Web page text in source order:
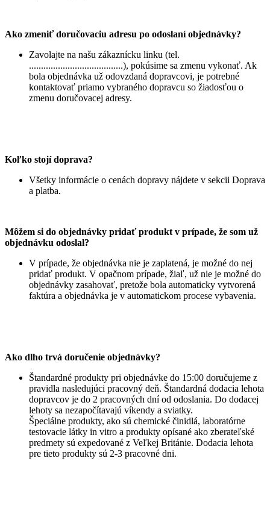
Ako zmeniť doručovaciu adresu po odoslaní objednávky?
Zavolajte na našu zákaznícku linku (tel.
.......................................), pokúsime sa zmenu vykonať. Ak
bola objednávka už odovzdaná dopravcovi, je potrebné
kontaktovať priamo vybraného dopravcu so žiadosťou o
zmenu doručovacej adresy.
Koľko stojí doprava?
Všetky informácie o cenách dopravy nájdete v sekcii Doprava
a platba.
Môžem si do objednávky pridať produkt v prípade, že som už
objednávku odoslal?
V prípade, že objednávka nie je zaplatená, je možné do nej
pridať produkt. V opačnom prípade, žiaľ, už nie je možné do
objednávky zasahovať, pretože bola automaticky vytvorená
faktúra a objednávka je v automatickom procese vybavenia.
Ako dlho trvá doručenie objednávky?
Štandardné produkty pri objednávke do 15:00 doručujeme z
pravidla nasledujúci pracovný deň. Štandardná dodacia lehota
dopravcov je do 2 pracovných dní od odoslania. Do dodacej
lehoty sa nezapočítavajú víkendy a sviatky.
Špeciálne produkty, ako sú chemické činidlá, laboratórne
testovacie látky in vitro a produkty opísané ako zberateľské
predmety sú expedované z Veľkej Británie. Dodacia lehota
pre tieto produkty sú 2-3 pracovné dni.